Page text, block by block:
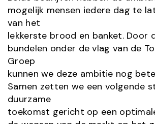
mogelijk mensen iedere dag te
van het
lekkerste brood en banket. Door
bundelen onder de vlag van de
Groep
kunnen we deze ambitie nog
Samen zetten we een volgende
duurzame
toekomst gericht op een